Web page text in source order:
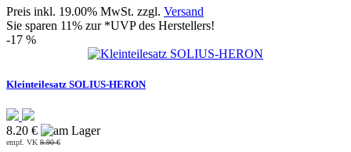
Preis inkl. 19.00% MwSt. zzgl. Versand
Sie sparen 11% zur *UVP des Herstellers!
-17 %
Kleinteilesatz SOLIUS-HERON
8.20 €
empf. VK 9.90 €